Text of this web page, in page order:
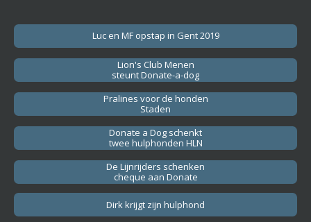
Luc en MF opstap in Gent 2019
Lion's Club Menen
steunt Donate-a-dog
Pralines voor de honden
Staden
Donate a Dog schenkt
twee hulphonden HLN
De Lijnrijders schenken
cheque aan Donate
Dirk krijgt zijn hulphond